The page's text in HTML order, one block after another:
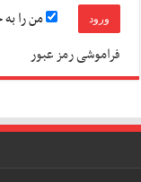
من را
فراموشی رمز عبور